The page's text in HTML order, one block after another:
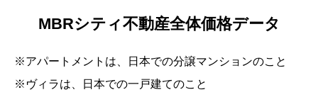
MBRシティ不動産全体価格データ
※アパートメントは、日本での分譲マンションのこと
※ヴィラは、日本での一戸建てのこと